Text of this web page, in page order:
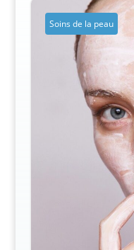
Soins de la peau